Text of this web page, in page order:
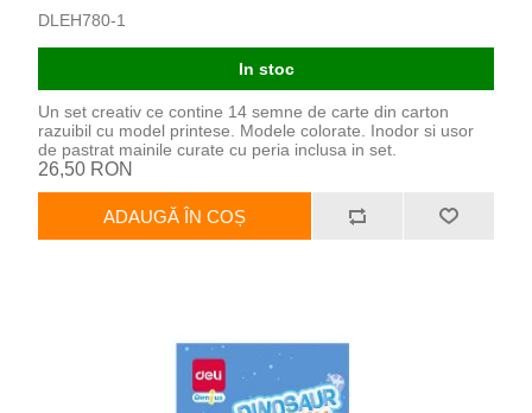
DLEH780-1
In stoc
Un set creativ ce contine 14 semne de carte din carton
razuibil cu model printese. Modele colorate. Inodor si usor
de pastrat mainile curate cu peria inclusa in set.
26,50 RON
ADAUGĂ ÎN COȘ